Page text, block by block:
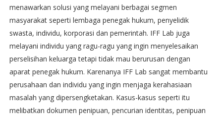
menawarkan solusi yang melayani berbagai segmen
masyarakat seperti lembaga penegak hukum, penyelidik
swasta, individu, korporasi dan pemerintah. IFF Lab juga
melayani individu yang ragu-ragu yang ingin menyelesaikan
perselisihan keluarga tetapi tidak mau berurusan dengan
aparat penegak hukum. Karenanya IFF Lab sangat membantu
perusahaan dan individu yang ingin menjaga kerahasiaan
masalah yang dipersengketakan. Kasus-kasus seperti itu
melibatkan dokumen penipuan, pencurian identitas, penipuan